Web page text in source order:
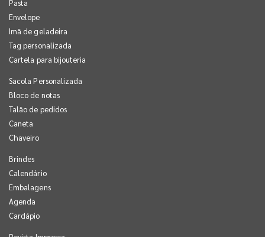
Pasta
Envelope
Imã de geladeira
Tag personalizada
Cartela para bijouteria
Sacola Personalizada
Bloco de notas
Talão de pedidos
Caneta
Chaveiro
Brindes
Calendário
Embalagens
Agenda
Cardápio